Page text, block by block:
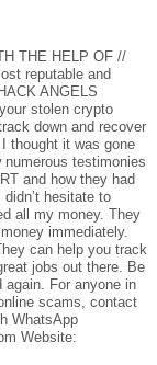
THE HELP OF //
reputable and
ANGELS
stolen crypto
down and recover
thought it was gone
testimonies
and how they had
hesitate to
all my money. They
immediately.
can help you track
jobs out there. Be
again. For anyone in
scams, contact
WhatsApp
Website: